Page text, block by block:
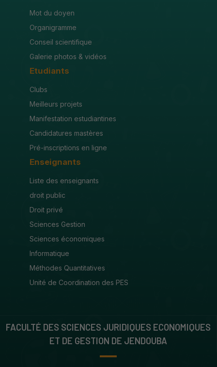
Mot du doyen
Organigramme
Conseil scientifique
Galerie photos & vidéos
Etudiants
Clubs
Meilleurs projets
Manifestation estudiantines
Candidatures mastères
Pré-inscriptions en ligne
Enseignants
Liste des enseignants
droit public
Droit privé
Sciences Gestion
Sciences économiques
Informatique
Méthodes Quantitatives
Unité de Coordination des PES
FACULTÉ DES SCIENCES JURIDIQUES ECONOMIQUES
ET DE GESTION DE JENDOUBA